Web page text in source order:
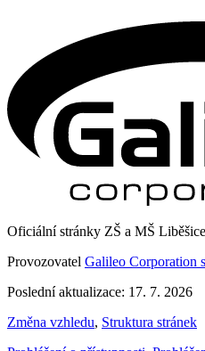
Oficiální stránky ZŠ a MŠ
Provozovatel Galileo Corporation
Poslední aktualizace: 17. 7. 2026
Změna vzhledu, Struktura stránek